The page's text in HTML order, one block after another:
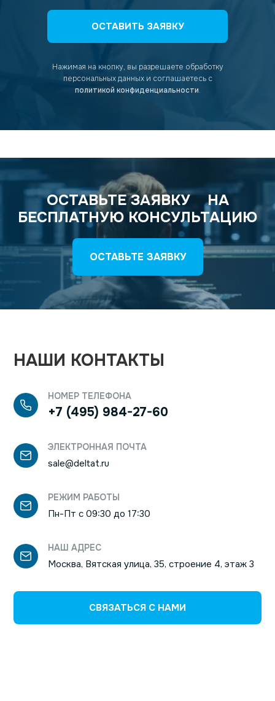
ОСТАВИТЬ ЗАЯВКУ
Нажимая на кнопку, вы разрешаете обработку
персональных данных и соглашаетесь с
политикой конфиденциальности.
ОСТАВЬТЕ ЗАЯВКУНА
БЕСПЛАТНУЮ КОНСУЛЬТАЦИЮ
ОСТАВЬТЕ ЗАЯВКУ
НАШИ КОНТАКТЫ
НОМЕР ТЕЛЕФОНА
+7 (495) 984-27-60
ЭЛЕКТРОННАЯ ПОЧТА
sale@deltat.ru
РЕЖИМ РАБОТЫ
Пн-Пт с 09:30 до 17:30
НАШ АДРЕС
Москва, Вятская улица, 35, строение 4, этаж 3
СВЯЗАТЬСЯ С НАМИ